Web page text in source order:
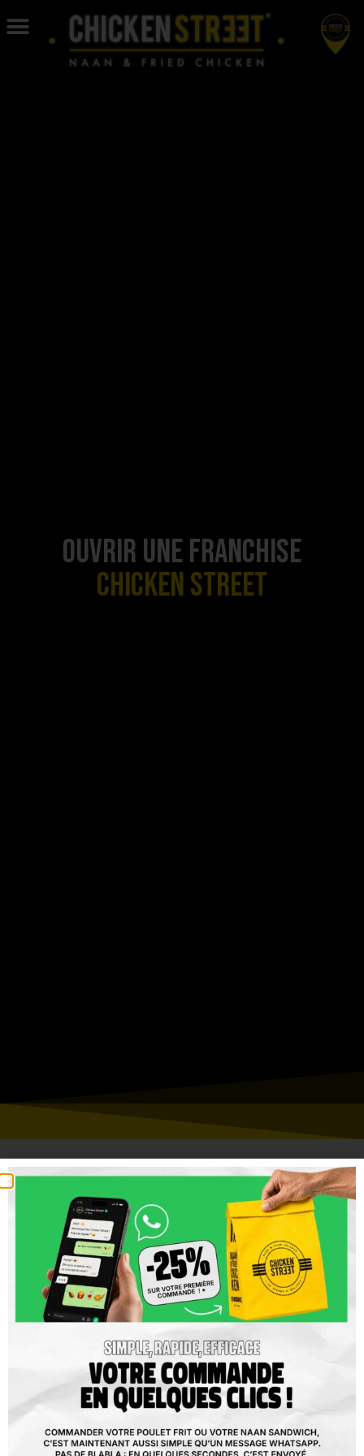
Ouvrir une franchise
ChickenStreet
NAAN & FRIED CHICKEN, LA RÉFÉRENCE DEPUIS
CHICKEN STREETest une chaîne de restaurants rapides créée en
2011 proposant des pains cheese naans faits à la demande et
revisités afin de répondre aux attentes de ses clients. Des wings,
tenders, marinades et divers produits également faits maison et
respectant un cahier des charges pointu pour un gout inégalé.
croissante de nouvelles ouvertures sont prévues prochainement.
Si vous souhaitez rejoindre l’aventure Chicken Street,
n’hésitez pas àremplir ce formulaire, nous reprendrons
contact avec vous dans les plus brefs délais.